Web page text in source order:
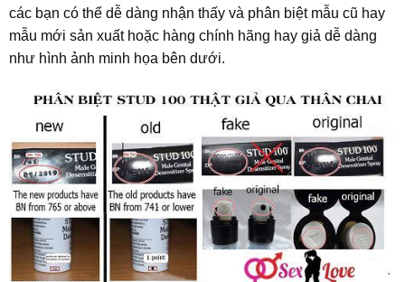
các bạn có thể dễ dàng nhận thấy và phân biệt mẫu cũ hay
mẫu mới sản xuất hoặc hàng chính hãng hay giả dễ dàng
như hình ảnh minh họa bên dưới.